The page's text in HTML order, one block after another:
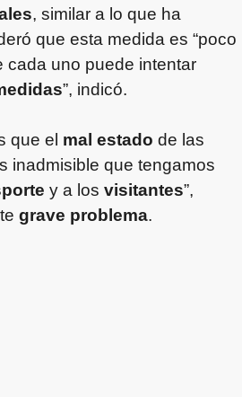
, similar a lo que ha
que esta medida es “poco
cada uno puede intentar
”, indicó.
que el mal estado de las
inadmisible que tengamos
y a los visitantes”,
grave problema.